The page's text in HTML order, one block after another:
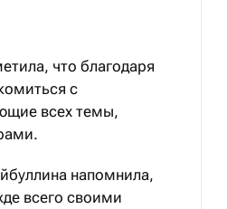
что благодаря
с
всех темы,
напомнила,
всего своими